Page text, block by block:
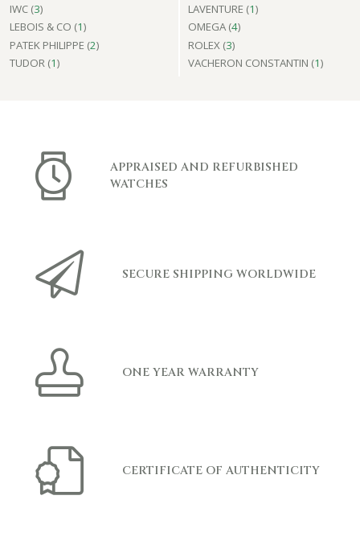
IWC (3) LAVENTURE (1)
LEBOIS & CO (1) OMEGA (4)
PATEK PHILIPPE (2) ROLEX (3)
TUDOR (1) VACHERON CONSTANTIN (1)
APPRAISED AND REFURBISHED
WATCHES
SECURE SHIPPING WORLDWIDE
ONE YEAR WARRANTY
CERTIFICATE OF AUTHENTICITY